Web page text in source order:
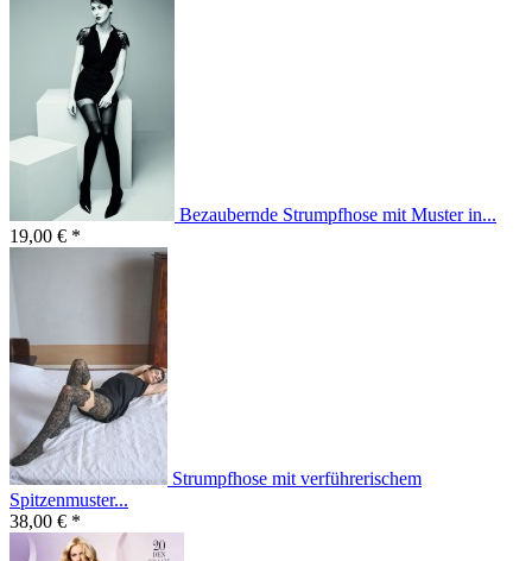
Bezaubernde Strumpfhose mit Muster in...
19,00 € *
Strumpfhose mit verführerischem
Spitzenmuster...
38,00 € *